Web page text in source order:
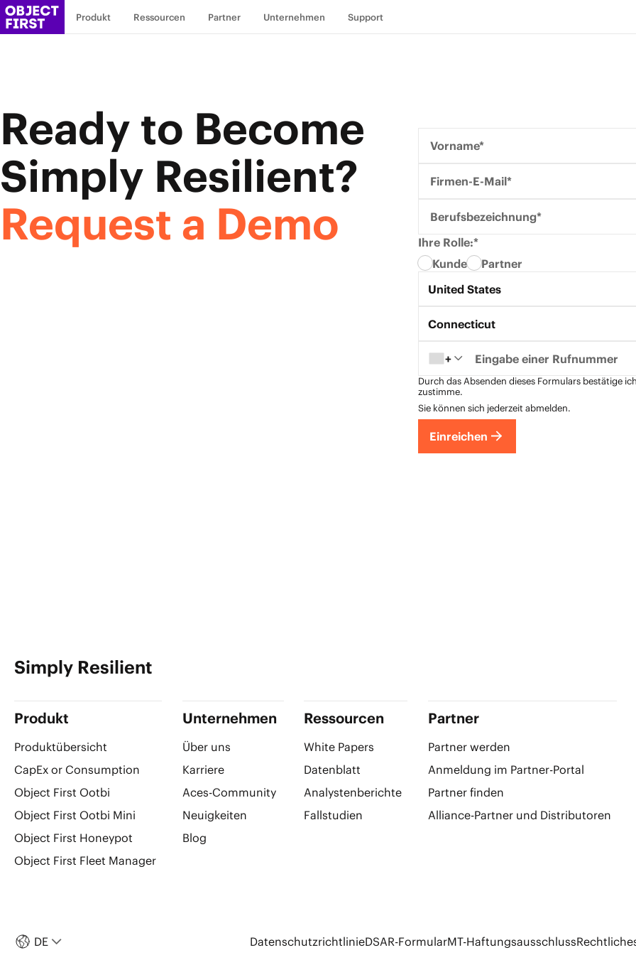
Produkt Ressourcen Partner Unternehmen Support
Ready to Become
Simply Resilient?
Request a Demo
Vorname*
Firmen-E-Mail*
Berufsbezeichnung*
Ihre Rolle:*
Kunde
Partner
Land*
United States
Staatsnamen*
Connecticut
+
Durch das Absenden dieses Formulars bestätige
zustimme.
Sie können sich jederzeit abmelden.
Einreichen
Simply Resilient
Produkt
Produktübersicht
CapEx or Consumption
Object First Ootbi
Object First Ootbi Mini
Object First Honeypot
Object First Fleet Manager
Unternehmen
Über uns
Karriere
Aces-Community
Neuigkeiten
Blog
Ressourcen
White Papers
Datenblatt
Analystenberichte
Fallstudien
Partner
Partner werden
Anmeldung im Partner-Portal
Partner finden
Alliance-Partner und Distributoren
DE DatenschutzrichtlinieDSAR-FormularMT-Haftungsausschluss